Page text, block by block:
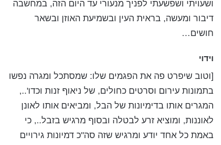
ושעויתי ושפשעתי לפניך מנעורי עד היום הזה, במחשבה
דיבור ומעשה, בראית העין ובשמיעת האוזן ובשאר
חושים…
וידוי
[וטוב שיפרט פה את הפגמים שלו: שמסתכל ומגרה נפשו
בתמונות עירום וסרטים כחולים, של ניאוף זנות וכדו'..,
המגרים אותו בדימיונות של הבל, ומביאים אותו לאונן
לאוננות, ומוציא זרע לבטלה ובסוף מרגיש בזבל.., כי
באמת כל אחד יודע ומרגיש שזה סה"כ דמיונות גירויים